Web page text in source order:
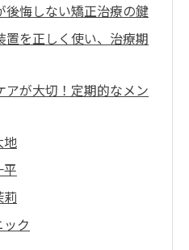
後悔しない矯正治療の鍵
置を正しく使い、治療期
アが大切！定期的なメン
ク